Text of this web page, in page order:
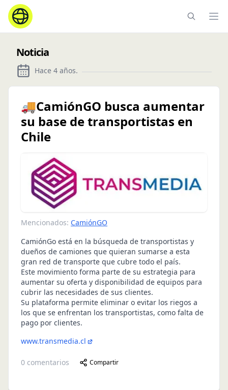
Noticia
Hace 4 años.
🚚CamiónGO busca aumentar
su base de transportistas en
Chile
Mencionados: CamiónGO
CamiónGo está en la búsqueda de transportistas y
dueños de camiones que quieran sumarse a esta
gran red de transporte que cubre todo el país.
Este movimiento forma parte de su estrategia para
aumentar su oferta y disponibilidad de equipos para
cubrir las necesidades de sus clientes.
Su plataforma permite eliminar o evitar los riegos a
los que se enfrentan los transportistas, como falta de
pago por clientes.
www.transmedia.cl
0 comentarios Compartir